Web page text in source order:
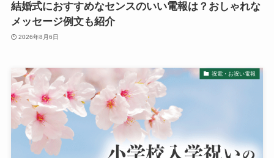
胡蝶蘭セット
クリスタルメッセージ
ことば
オルゴール
結婚式におすすめなセンスのいい電報は？おしゃれな
メッセージ例文も紹介
2026年8月6日
祝電・お祝い電報